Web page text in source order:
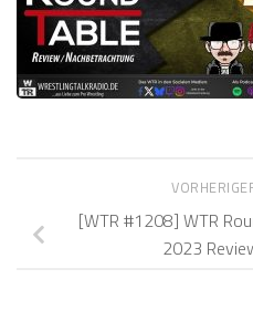
[WTR #1208] WTR
2023